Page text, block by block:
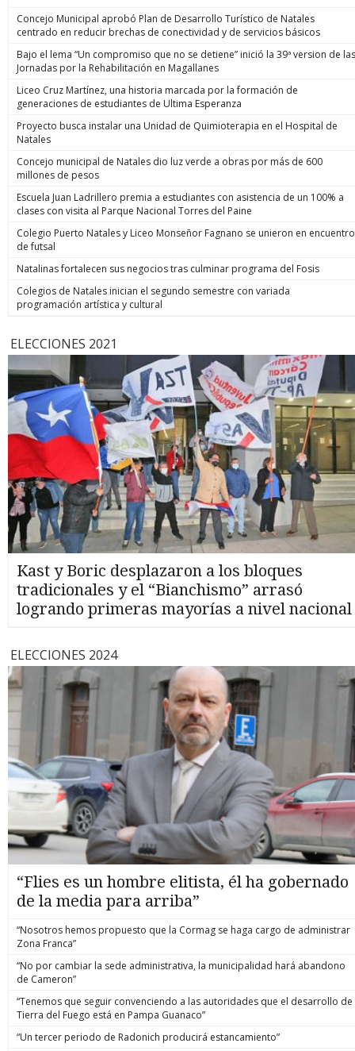
Concejo Municipal aprobó Plan de Desarrollo Turístico de Natales
centrado en reducir brechas de conectividad y de servicios básicos
Bajo el lema “Un compromiso que no se detiene” inició la 39ª version de las
Jornadas por la Rehabilitación en Magallanes
Liceo Cruz Martínez, una historia marcada por la formación de
generaciones de estudiantes de Ultima Esperanza
Proyecto busca instalar una Unidad de Quimioterapia en el Hospital de
Natales
Concejo municipal de Natales dio luz verde a obras por más de 600
millones de pesos
Escuela Juan Ladrillero premia a estudiantes con asistencia de un 100% a
clases con visita al Parque Nacional Torres del Paine
Colegio Puerto Natales y Liceo Monseñor Fagnano se unieron en encuentro
de futsal
Natalinas fortalecen sus negocios tras culminar programa del Fosis
Colegios de Natales inician el segundo semestre con variada
programación artística y cultural
ELECCIONES 2021
Kast y Boric desplazaron a los bloques
tradicionales y el “Bianchismo” arrasó
logrando primeras mayorías a nivel nacional
ELECCIONES 2024
“Flies es un hombre elitista, él ha gobernado
de la media para arriba”
“Nosotros hemos propuesto que la Cormag se haga cargo de administrar
Zona Franca”
“No por cambiar la sede administrativa, la municipalidad hará abandono
de Cameron”
“Tenemos que seguir convenciendo a las autoridades que el desarrollo de
Tierra del Fuego está en Pampa Guanaco”
“Un tercer periodo de Radonich producirá estancamiento”